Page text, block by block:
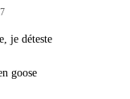
je déteste
goose